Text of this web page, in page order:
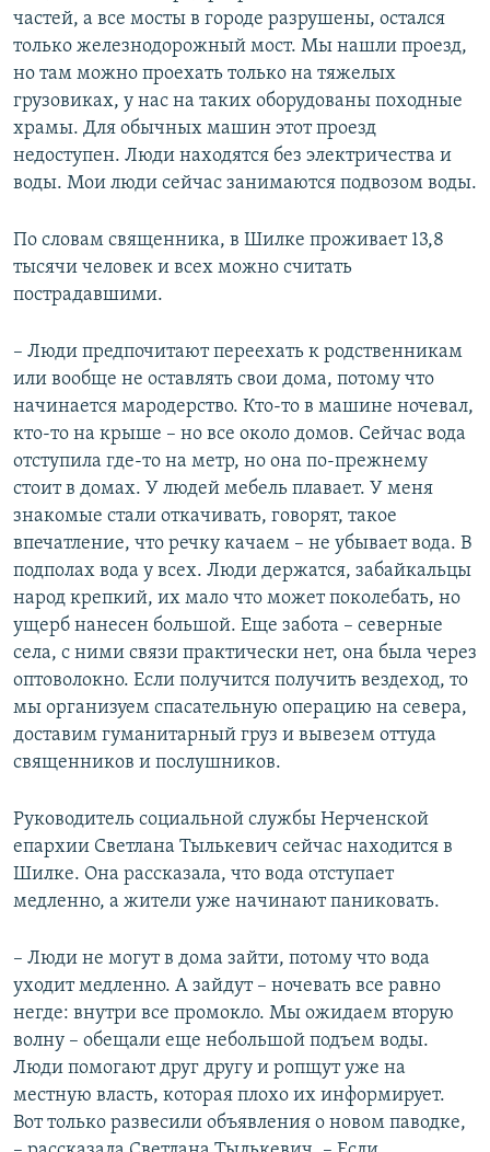
частей, а все мосты в городе разрушены, остался
только железнодорожный мост. Мы нашли проезд,
но там можно проехать только на тяжелых
грузовиках, у нас на таких оборудованы походные
храмы. Для обычных машин этот проезд
недоступен. Люди находятся без электричества и
воды. Мои люди сейчас занимаются подвозом воды.
По словам священника, в Шилке проживает 13,8
тысячи человек и всех можно считать
пострадавшими.
– Люди предпочитают переехать к родственникам
или вообще не оставлять свои дома, потому что
начинается мародерство. Кто-то в машине ночевал,
кто-то на крыше – но все около домов. Сейчас вода
отступила где-то на метр, но она по-прежнему
стоит в домах. У людей мебель плавает. У меня
знакомые стали откачивать, говорят, такое
впечатление, что речку качаем – не убывает вода. В
подполах вода у всех. Люди держатся, забайкальцы
народ крепкий, их мало что может поколебать, но
ущерб нанесен большой. Еще забота – северные
села, с ними связи практически нет, она была через
оптоволокно. Если получится получить вездеход, то
мы организуем спасательную операцию на севера,
доставим гуманитарный груз и вывезем оттуда
священников и послушников.
Руководитель социальной службы Нерченской
епархии Светлана Тылькевич сейчас находится в
Шилке. Она рассказала, что вода отступает
медленно, а жители уже начинают паниковать.
– Люди не могут в дома зайти, потому что вода
уходит медленно. А зайдут – ночевать все равно
негде: внутри все промокло. Мы ожидаем вторую
волну – обещали еще небольшой подъем воды.
Люди помогают друг другу и ропщут уже на
местную власть, которая плохо их информирует.
Вот только развесили объявления о новом паводке,